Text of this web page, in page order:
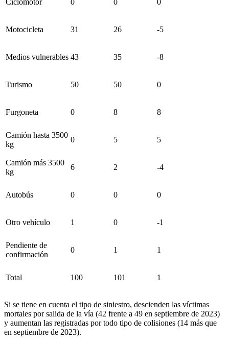
Ciclomotor 0 0 0
Motocicleta 31 26 -5
Medios vulnerables 43 35 -8
Turismo 50 50 0
Furgoneta 0 8 8
Camión hasta 3500
kg
0 5 5
Camión más 3500
kg
6 2 -4
Autobús 0 0 0
Otro vehículo 1 0 -1
Pendiente de
confirmación
0 1 1
Total 100 101 1
Si se tiene en cuenta el tipo de siniestro, descienden las víctimas
mortales por salida de la vía (42 frente a 49 en septiembre de 2023)
y aumentan las registradas por todo tipo de colisiones (14 más que
en septiembre de 2023).